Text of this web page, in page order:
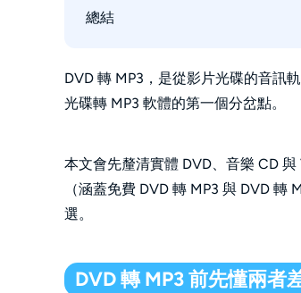
128、192 與 320 kbps 的取捨
總結
DVD 轉 MP3，是從影片光碟的音訊
光碟轉 MP3 軟體的第一個分岔點。
本文會先釐清實體 DVD、音樂 CD
（涵蓋免費 DVD 轉 MP3 與 DVD
選。
DVD 轉 MP3 前先懂兩者